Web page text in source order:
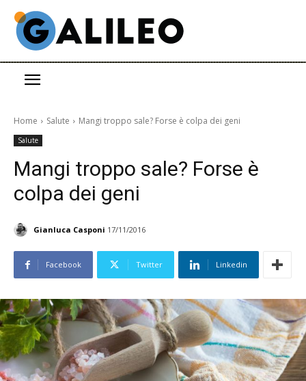
Home Salute Mangi troppo sale? Forse è colpa dei geni
Salute
Mangi troppo sale? Forse è
colpa dei geni
Gianluca Casponi 17/11/2016
Facebook Twitter Linkedin